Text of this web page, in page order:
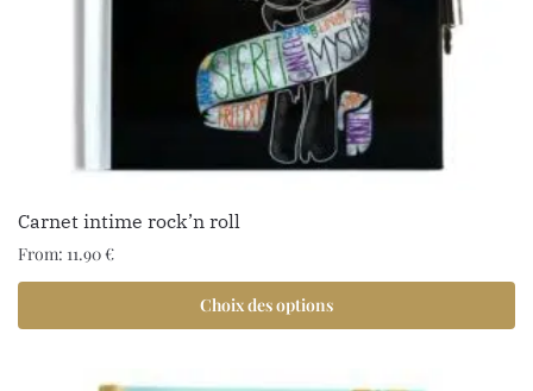
Carnet intime rock’n roll
From: 11.90€
Choix des options